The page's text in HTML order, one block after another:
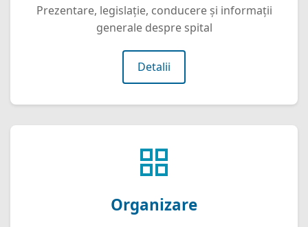
Prezentare, legislație, conducere și informații
generale despre spital
Detalii
Organizare